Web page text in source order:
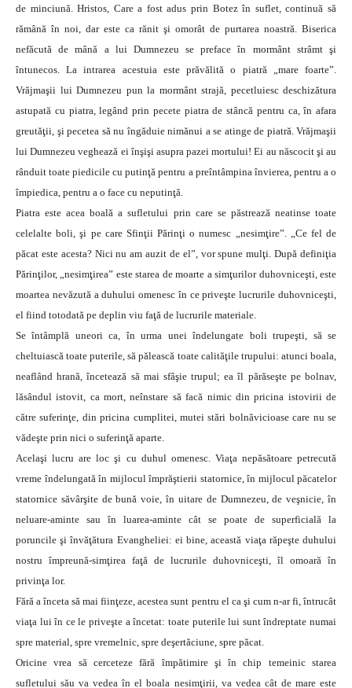
de minciună. Hristos, Care a fost adus prin Botez în suflet, continuă să
rămână în noi, dar este ca rănit şi omorât de purtarea noastră. Biserica
nefăcută de mână a lui Dumnezeu se preface în mormânt strâmt şi
întunecos. La intrarea acestuia este prăvălită o piatră „mare foarte”.
Vrăjmaşii lui Dumnezeu pun la mormânt strajă, pecetluiesc deschizătura
astupată cu piatra, legând prin pecete piatra de stâncă pentru ca, în afara
greutăţii, şi pecetea să nu îngăduie nimănui a se atinge de piatră. Vrăjmaşii
lui Dumnezeu veghează ei înşişi asupra pazei mortului! Ei au născocit şi au
rânduit toate piedicile cu putinţă pentru a preîntâmpina învierea, pentru a o
împiedica, pentru a o face cu neputinţă.
Piatra este acea boală a sufletului prin care se păstrează neatinse toate
celelalte boli, şi pe care Sfinţii Părinţi o numesc „nesimţire”. „Ce fel de
păcat este acesta? Nici nu am auzit de el”, vor spune mulţi. După definiţia
Părinţilor, „nesimţirea” este starea de moarte a simţurilor duhovniceşti, este
moartea nevăzută a duhului omenesc în ce priveşte lucrurile duhovniceşti,
el fiind totodată pe deplin viu faţă de lucrurile materiale.
Se întâmplă uneori ca, în urma unei îndelungate boli trupeşti, să se
cheltuiască toate puterile, să pălească toate calităţile trupului: atunci boala,
neaflând hrană, încetează să mai sfâşie trupul; ea îl părăseşte pe bolnav,
lăsândul istovit, ca mort, neînstare să facă nimic din pricina istovirii de
către suferinţe, din pricina cumplitei, mutei stări bolnăvicioase care nu se
vădeşte prin nici o suferinţă aparte.
Acelaşi lucru are loc şi cu duhul omenesc. Viaţa nepăsătoare petrecută
vreme îndelungată în mijlocul împrăştierii statornice, în mijlocul păcatelor
statornice săvârşite de bună voie, în uitare de Dumnezeu, de veşnicie, în
neluare-aminte sau în luarea-aminte cât se poate de superficială la
poruncile şi învăţătura Evangheliei: ei bine, această viaţa răpeşte duhului
nostru împreună-simţirea faţă de lucrurile duhovniceşti, îl omoară în
privinţa lor.
Fără a înceta să mai fiinţeze, acestea sunt pentru el ca şi cum n-ar fi, întrucât
viaţa lui în ce le priveşte a încetat: toate puterile lui sunt îndreptate numai
spre material, spre vremelnic, spre deşertăciune, spre păcat.
Oricine vrea să cerceteze fără împătimire şi în chip temeinic starea
sufletului său va vedea în el boala nesimţirii, va vedea cât de mare este